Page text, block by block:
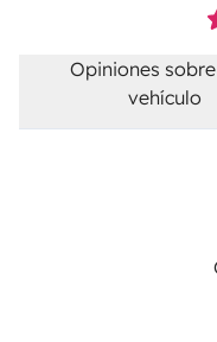
Opiniones
vehículo